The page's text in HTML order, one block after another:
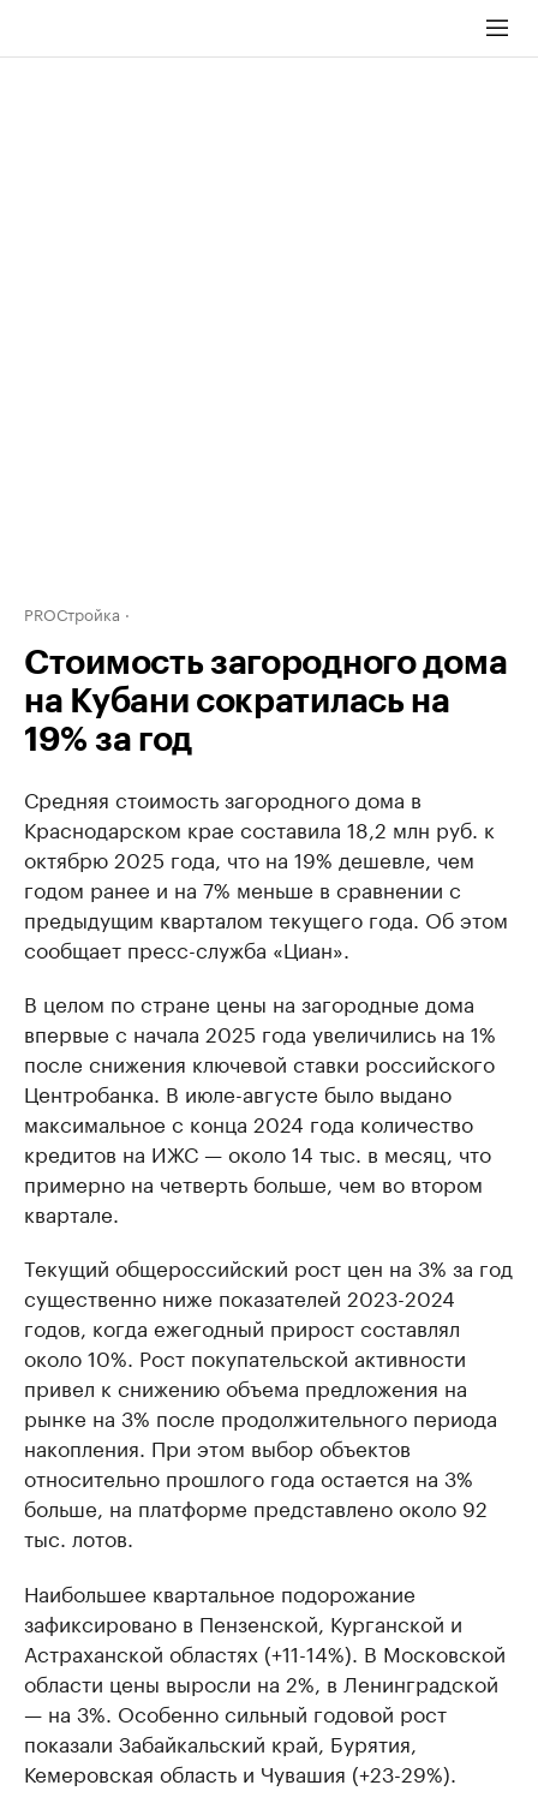
PROСтройка
Стоимость загородного дома
на Кубани сократилась на
19% за год
Средняя стоимость загородного дома в
Краснодарском крае составила 18,2 млн руб. к
октябрю 2025 года, что на 19% дешевле, чем
годом ранее и на 7% меньше в сравнении с
предыдущим кварталом текущего года. Об этом
сообщает пресс-служба «Циан».
В целом по стране цены на загородные дома
впервые с начала 2025 года увеличились на 1%
после снижения ключевой ставки российского
Центробанка. В июле-августе было выдано
максимальное с конца 2024 года количество
кредитов на ИЖС — около 14 тыс. в месяц, что
примерно на четверть больше, чем во втором
квартале.
Текущий общероссийский рост цен на 3% за год
существенно ниже показателей 2023-2024
годов, когда ежегодный прирост составлял
около 10%. Рост покупательской активности
привел к снижению объема предложения на
рынке на 3% после продолжительного периода
накопления. При этом выбор объектов
относительно прошлого года остается на 3%
больше, на платформе представлено около 92
тыс. лотов.
Наибольшее квартальное подорожание
зафиксировано в Пензенской, Курганской и
Астраханской областях (+11-14%). В Московской
области цены выросли на 2%, в Ленинградской
— на 3%. Особенно сильный годовой рост
показали Забайкальский край, Бурятия,
Кемеровская область и Чувашия (+23-29%).